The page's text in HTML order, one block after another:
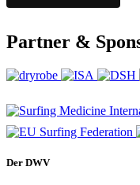
Partner &
Der DWV